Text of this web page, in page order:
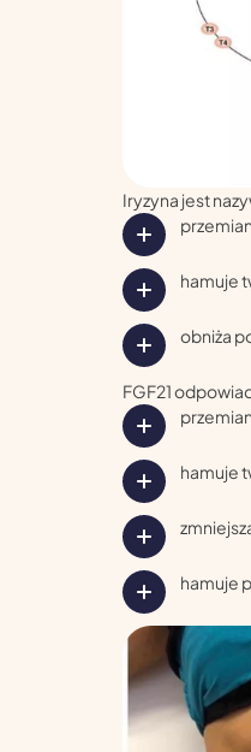
Iryzyna jest
hamuje
obniża
FGF21
hamuje
hamuje